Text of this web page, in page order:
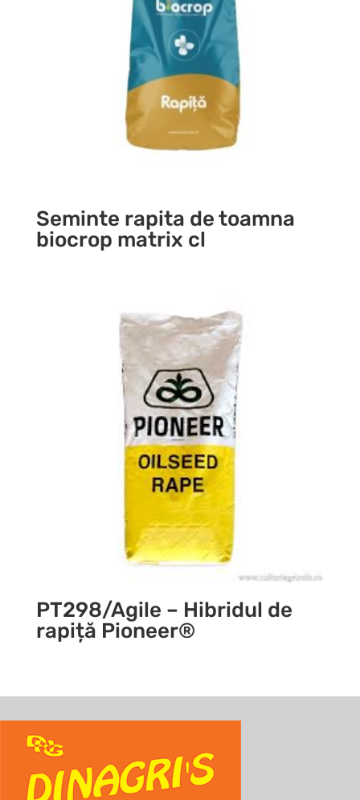
Seminte rapita de toamna
biocrop matrix cl
PT298/Agile – Hibridul de
rapiță Pioneer®